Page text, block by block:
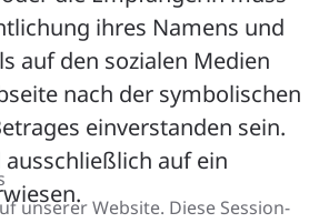
ihres Namens und
auf den sozialen Medien
nach der symbolischen
einverstanden sein.
auf ein
unserer Website. Diese Session-